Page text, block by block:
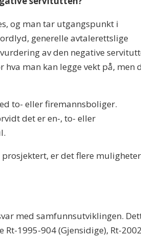
og man tar utgangspunkt i
generelle avtalerettslige
av den negative
man kan legge vekt på, men
to- eller firemannsboliger.
det er en-, to- eller
er det flere
med samfunnsutviklingen.
1995-904 (Gjensidige), Rt-